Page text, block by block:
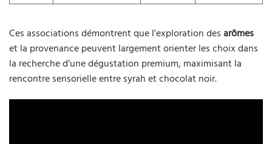
Ces associations démontrent que l’exploration des arômes
et la provenance peuvent largement orienter les choix dans
la recherche d’une dégustation premium, maximisant la
rencontre sensorielle entre syrah et chocolat noir.